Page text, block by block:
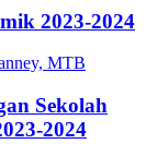
2023-2024
MTB
Sekolah
2024